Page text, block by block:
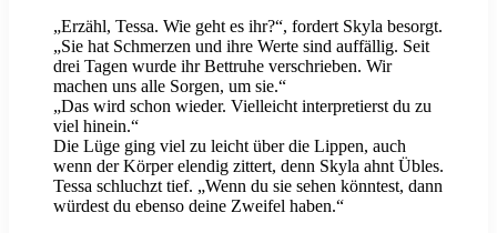
„Erzähl, Tessa. Wie geht es ihr?“, fordert Skyla besorgt.
„Sie hat Schmerzen und ihre Werte sind auffällig. Seit
drei Tagen wurde ihr Bettruhe verschrieben. Wir
machen uns alle Sorgen, um sie.“
„Das wird schon wieder. Vielleicht interpretierst du zu
viel hinein.“
Die Lüge ging viel zu leicht über die Lippen, auch
wenn der Körper elendig zittert, denn Skyla ahnt Übles.
Tessa schluchzt tief. „Wenn du sie sehen könntest, dann
würdest du ebenso deine Zweifel haben.“